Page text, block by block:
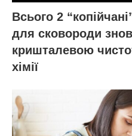
Всього 2
для сковороди
кришталевою
хімії